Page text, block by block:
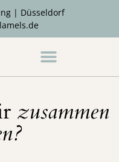
| Düsseldorf
zusammen